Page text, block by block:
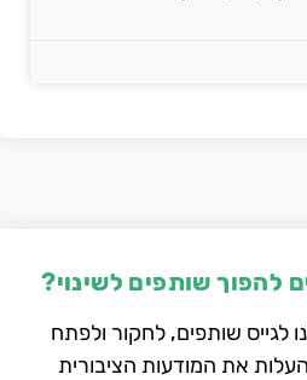
להפוך שותפים לשינוי?
שותפים, לחקור ולפתח
את המודעות הציבורית